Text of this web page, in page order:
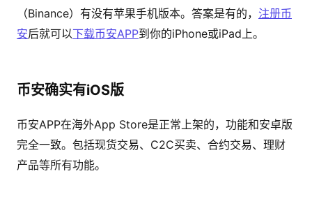
（Binance）有没有苹果手机版本。答案是有的， 注册币
安后就可以下载币安APP到你的iPhone或iPad上。
币安确实有iOS版
币安APP在海外App Store是正常上架的，功能和安卓版
完全一致。包括现货交易、C2C买卖、合约交易、理财
产品等所有功能。